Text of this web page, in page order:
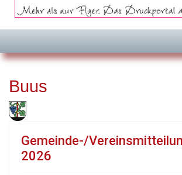
Buus
Gemeinde-/
2026